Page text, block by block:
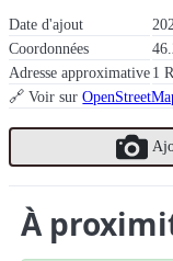
Date d'ajout
Coordonnées
Adresse approximative1
🔗 Voir sur
À